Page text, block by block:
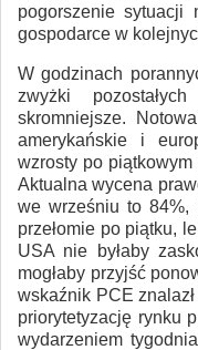
pogorszenie
gospodarce w
W godzinach
zwyżki
skromniejsze.
amerykańskie i
wzrosty po
Aktualna wycena
we wrześniu to 84%,
przełomie po piątku,
USA nie byłaby
mogłaby przyjść
wskaźnik PCE
priorytetyzację rynku
wydarzeniem